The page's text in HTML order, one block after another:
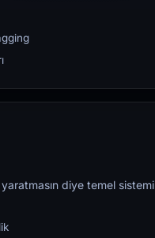
diye temel sistemi